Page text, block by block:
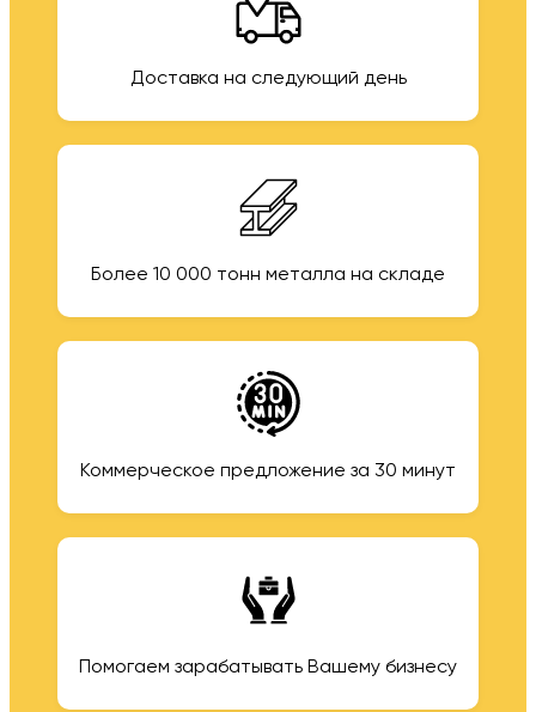
Доставка на следующий день
Более 10 000 тонн металла на складе
Коммерческое предложение за 30 минут
Помогаем зарабатывать Вашему бизнесу